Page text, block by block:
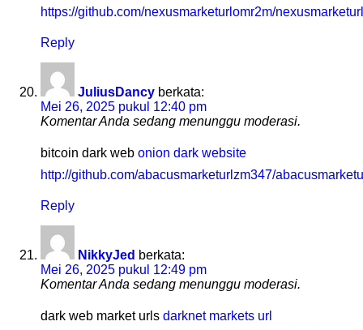
https://github.com/nexusmarketurlomr2m/nexusmarketurl
Reply
JuliusDancy berkata:
Mei 26, 2025 pukul 12:40 pm
Komentar Anda sedang menunggu moderasi.
bitcoin dark web onion dark website
http://github.com/abacusmarketurlzm347/
Reply
NikkyJed berkata:
Mei 26, 2025 pukul 12:49 pm
Komentar Anda sedang menunggu moderasi.
dark web market urls darknet markets url